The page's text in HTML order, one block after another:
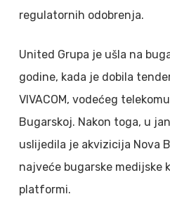
regulatornih odobrenja.
United Grupa je ušla na
godine, kada je dobila
VIVACOM, vodećeg
Bugarskoj. Nakon toga, u
uslijedila je akvizicija Nova
najveće bugarske medijske
platformi.